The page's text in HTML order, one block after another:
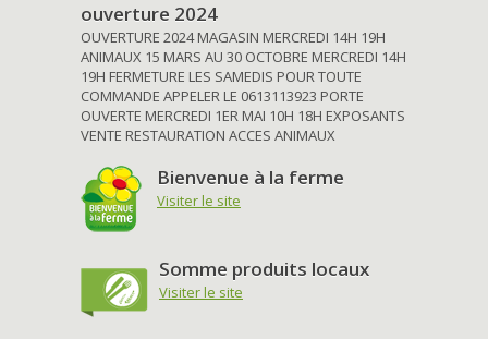
ouverture 2024
OUVERTURE 2024 MAGASIN MERCREDI 14H 19H
ANIMAUX 15 MARS AU 30 OCTOBRE MERCREDI 14H
19H FERMETURE LES SAMEDIS POUR TOUTE
COMMANDE APPELER LE 0613113923 PORTE
OUVERTE MERCREDI 1ER MAI 10H 18H EXPOSANTS
VENTE RESTAURATION ACCES ANIMAUX
Bienvenue à la ferme
Visiter le site
Somme produits locaux
Visiter le site